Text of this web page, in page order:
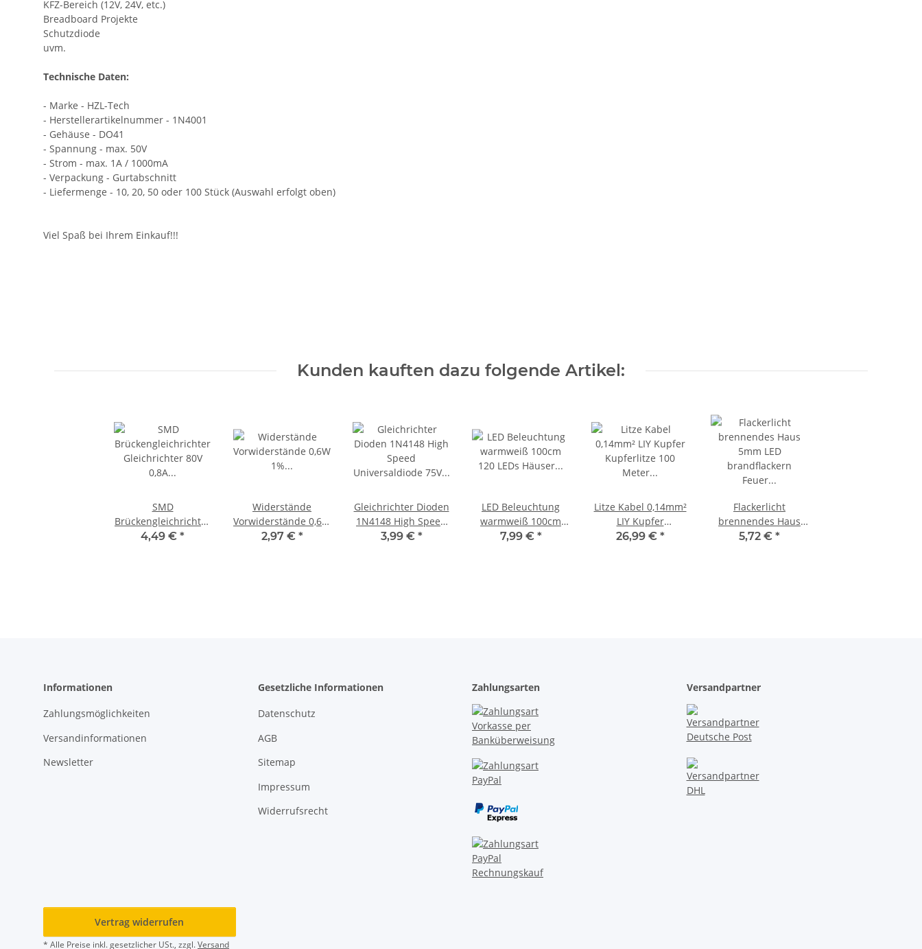
KFZ-Bereich (12V, 24V, etc.)
Breadboard Projekte
Schutzdiode
uvm.
Technische Daten:
- Marke - HZL-Tech
- Herstellerartikelnummer - 1N4001
- Gehäuse - DO41
- Spannung - max. 50V
- Strom - max. 1A / 1000mA
- Verpackung - Gurtabschnitt
- Liefermenge - 10, 20, 50 oder 100 Stück (Auswahl erfolgt oben)
Viel Spaß bei Ihrem Einkauf!!!
Kunden kauften dazu folgende Artikel:
SMD
Brückengleichrichter
Gleichrichter 80V
4,49 € *
Widerstände
Vorwiderstände 0,6W
1% Metallschicht
2,97 € *
Gleichrichter Dioden
1N4148 High Speed
Universaldiode 75V
3,99 € *
LED Beleuchtung
warmweiß 100cm
120 LEDs Häuser
7,99 € *
Litze Kabel 0,14mm²
LIY Kupfer
Kupferlitze 100
26,99 € *
Flackerlicht
brennendes Haus
5mm LED
5,72 € *
Informationen
Zahlungsmöglichkeiten
Versandinformationen
Newsletter
Gesetzliche Informationen
Datenschutz
AGB
Sitemap
Impressum
Widerrufsrecht
Zahlungsarten Versandpartner
Vertrag widerrufen
* Alle Preise inkl. gesetzlicher USt., zzgl.Versand